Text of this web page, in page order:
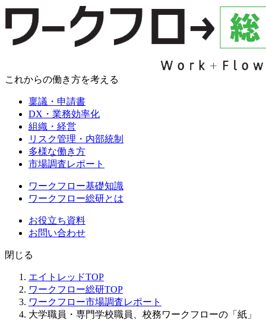
これからの働き方を考える
稟議・申請書
DX・業務効率化
組織・経営
リスク管理・内部統制
多様な働き方
市場調査レポート
ワークフロー基礎知識
ワークフロー総研とは
お役立ち資料
お問い合わせ
閉じる
エイトレッドTOP
ワークフロー総研TOP
ワークフロー市場調査レポート
大学職員・専門学校職員、校務ワークフローの「紙」